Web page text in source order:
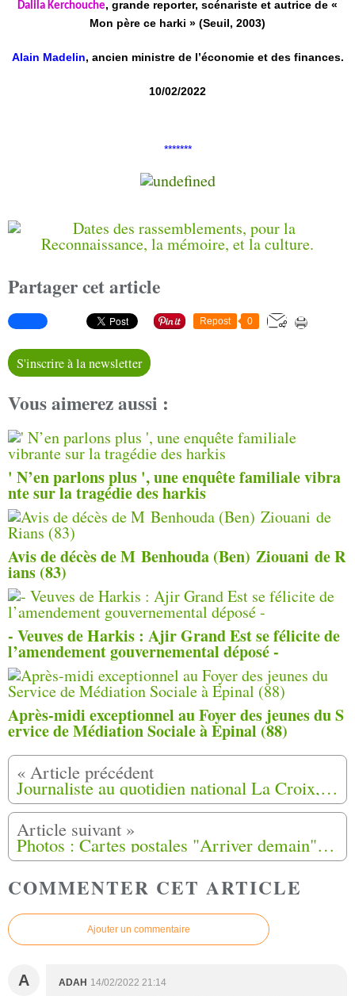
Dalila Kerchouche, grande reporter, scénariste et autrice de «
Mon père ce harki » (Seuil, 2003)
Alain Madelin, ancien ministre de l’économie et des finances.
10/02/2022
*******
Partager cet article
Repost 0
S'inscrire à la newsletter
Vous aimerez aussi :
' N’en parlons plus ', une enquête familiale vibra
nte sur la tragédie des harkis
Avis de décès de M Benhouda (Ben) Ziouani de R
ians (83)
- Veuves de Harkis : Ajir Grand Est se félicite de
l’amendement gouvernemental déposé -
Après-midi exceptionnel au Foyer des jeunes du S
ervice de Médiation Sociale à Epinal (88)
Journaliste au quotidien national La Croix, cherche à rencontrer une femme, ayant vécu au camp de Rivesaltes 88
Photos : Cartes postales "Arriver demain" de Marie Calmes (6)
COMMENTER CET ARTICLE
Ajouter un commentaire
A ADAH 14/02/2022 21:14